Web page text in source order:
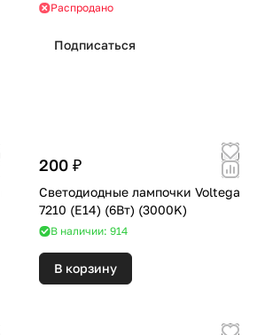
Распродано
Подписаться
200 ₽
Светодиодные лампочки Voltega
7210 (E14) (6Вт) (3000K)
В наличии: 914
В корзину